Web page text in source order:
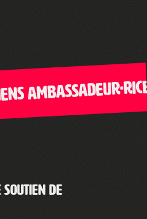
soutien de